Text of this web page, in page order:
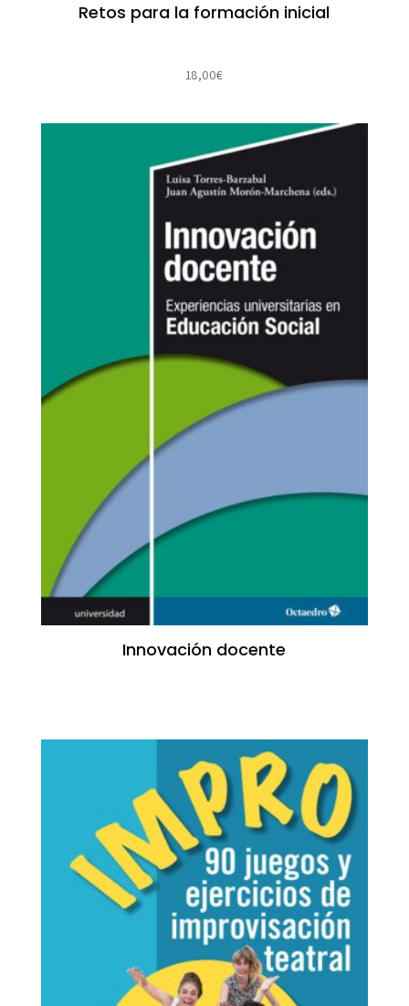
Retos para la formación inicial
18,00€
Innovación docente